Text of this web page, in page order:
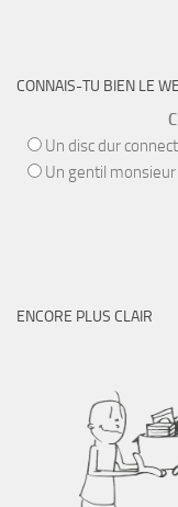
CONNAIS-TU BIEN LE
Un disc dur
Un gentil monsieur
ENCORE PLUS CLAIR